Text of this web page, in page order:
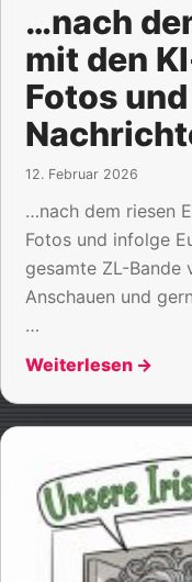
…nach
mit den
Fotos
12. Februar 2026
…nach dem riesen
Fotos und infolge
gesamte ZL-Bande
Anschauen und
…
Weiterlesen →